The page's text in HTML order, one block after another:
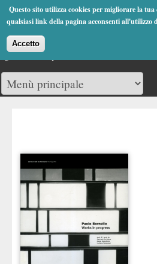
Questo sito utilizza cookies per migliorare la
qualsiasi link della pagina acconsenti all'utilizzo
Accetto
Jump to Navigation